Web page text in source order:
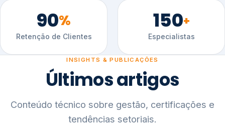
90%
Retenção de Clientes
150+
Especialistas
INSIGHTS & PUBLICAÇÕES
Últimos artigos
Conteúdo técnico sobre gestão, certificações e
tendências setoriais.